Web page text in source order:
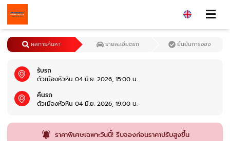
รับรถ
ตัวเมืองหัวหิน 04 มิ.ย. 2026, 15:00 น.
คืนรถ
ตัวเมืองหัวหิน 04 มิ.ย. 2026, 19:00 น.
ผลการค้นหา รายละเอียดรถ ยืนยันการจอง
ราคาพิเศษเฉพาะวันนี้! รีบจองก่อนราคาปรับสูงขึ้น